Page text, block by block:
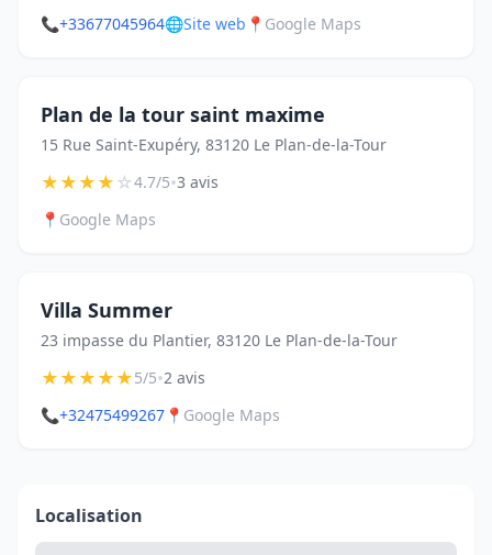
📞+33677045964🌐Site web 📍 Google Maps
Plan de la tour saint maxime
15 Rue Saint-Exupéry, 83120 Le Plan-de-la-Tour
★★★★☆4.7/5•3 avis
📍 Google Maps
Villa Summer
23 impasse du Plantier, 83120 Le Plan-de-la-Tour
★★★★★5/5•2 avis
📞+32475499267 📍 Google Maps
Localisation